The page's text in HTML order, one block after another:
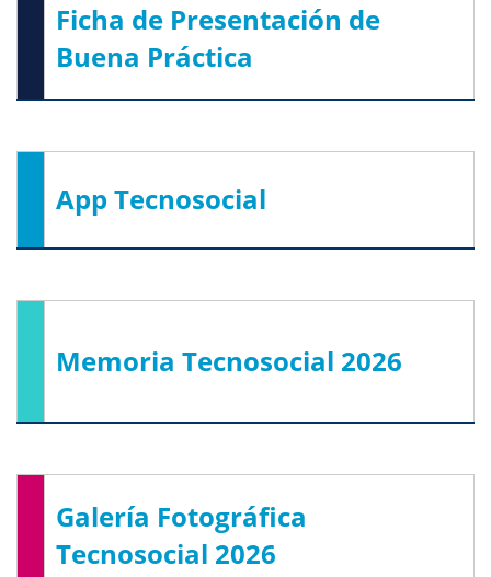
Ficha de Presentación de
Buena Práctica
App Tecnosocial
Memoria Tecnosocial 2026
Galería Fotográfica
Tecnosocial 2026